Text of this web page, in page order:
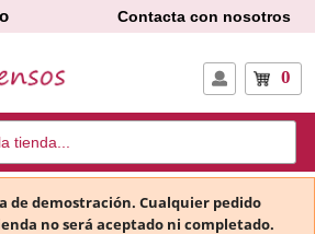
Contacta con nosotros
0
de demostración. Cualquier pedido
no será aceptado ni completado.